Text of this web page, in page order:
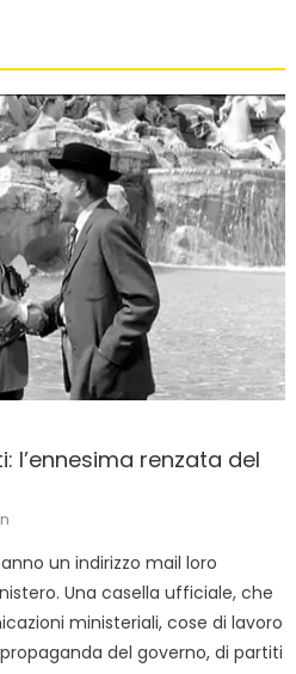
l’ennesima renzata del
un indirizzo mail loro
Una casella ufficiale, che
ministeriali, cose di lavoro
del governo, di partiti